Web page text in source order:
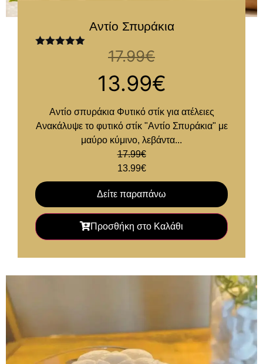
Αντίο Σπυράκια
17.99€
13.99€
Αντίο σπυράκια Φυτικό στίκ για ατέλειες
Ανακάλυψε το φυτικό στίκ "Αντίο Σπυράκια" με
μαύρο κύμινο, λεβάντα...
17.99€
13.99€
Δείτε παραπάνω
Προσθήκη στο Καλάθι